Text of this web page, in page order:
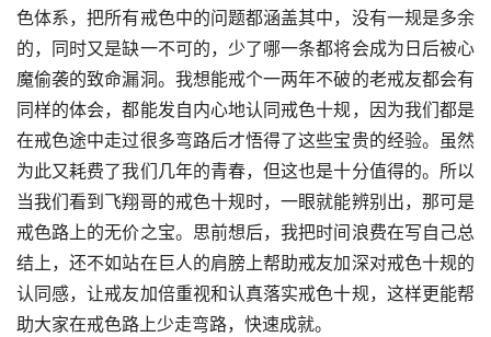
色体系，把所有戒色中的问题都涵盖其中，没有一规是多余
的，同时又是缺一不可的，少了哪一条都将会成为日后被心
魔偷袭的致命漏洞。我想能戒个一两年不破的老戒友都会有
同样的体会，都能发自内心地认同戒色十规，因为我们都是
在戒色途中走过很多弯路后才悟得了这些宝贵的经验。虽然
为此又耗费了我们几年的青春，但这也是十分值得的。所以
当我们看到飞翔哥的戒色十规时，一眼就能辨别出，那可是
戒色路上的无价之宝。思前想后，我把时间浪费在写自己总
结上，还不如站在巨人的肩膀上帮助戒友加深对戒色十规的
认同感，让戒友加倍重视和认真落实戒色十规，这样更能帮
助大家在戒色路上少走弯路，快速成就。